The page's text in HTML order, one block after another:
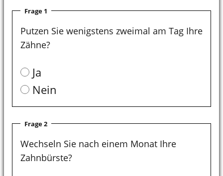
Frage 1
Putzen Sie wenigstens zweimal am Tag Ihre
Zähne?
Ja
Nein
Frage 2
Wechseln Sie nach einem Monat Ihre
Zahnbürste?